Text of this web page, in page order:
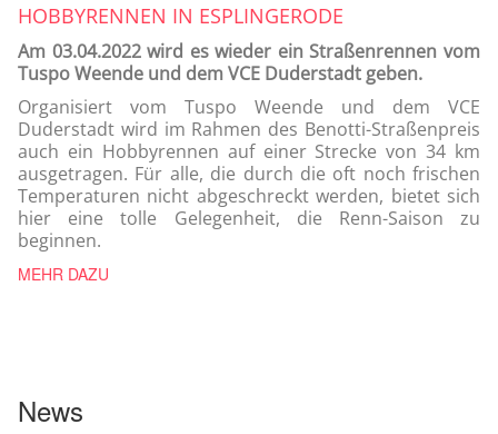
HOBBYRENNEN IN ESPLINGERODE
Am 03.04.2022 wird es wieder ein Straßenrennen vom
Tuspo Weende und dem VCE Duderstadt geben.
Organisiert vom Tuspo Weende und dem VCE
Duderstadt wird im Rahmen des Benotti-Straßenpreis
auch ein Hobbyrennen auf einer Strecke von 34 km
ausgetragen. Für alle, die durch die oft noch frischen
Temperaturen nicht abgeschreckt werden, bietet sich
hier eine tolle Gelegenheit, die Renn-Saison zu
beginnen.
MEHR DAZU
News